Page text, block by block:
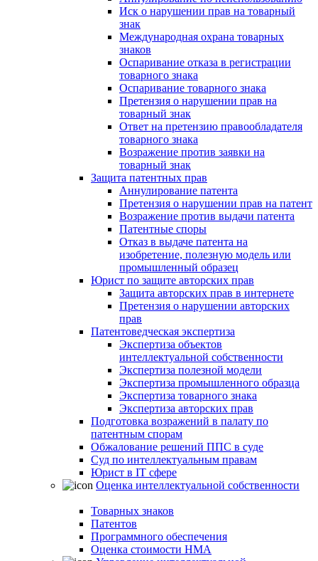
Иск о нарушении прав на товарный
знак
Международная охрана товарных
знаков
Оспаривание отказа в регистрации
товарного знака
Оспаривание товарного знака
Претензия о нарушении прав на
товарный знак
Ответ на претензию правообладателя
товарного знака
Возражение против заявки на
товарный знак
Защита патентных прав
Аннулирование патента
Претензия о нарушении прав на патент
Возражение против выдачи патента
Патентные споры
Отказ в выдаче патента на
изобретение, полезную модель или
промышленный образец
Юрист по защите авторских прав
Защита авторских прав в интернете
Претензия о нарушении авторских
прав
Патентоведческая экспертиза
Экспертиза объектов
интеллектуальной собственности
Экспертиза полезной модели
Экспертиза промышленного образца
Экспертиза товарного знака
Экспертиза авторских прав
Подготовка возражений в палату по
патентным спорам
Обжалование решений ППС в суде
Суд по интеллектуальным правам
Юрист в IT сфере
Оценка интеллектуальной собственности
Товарных знаков
Патентов
Программного обеспечения
Оценка стоимости НМА